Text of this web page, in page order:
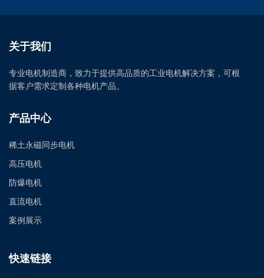
关于我们
专业电机制造商，致力于提供高品质的工业电机解决方案，可根
据客户需求定制各种电机产品。
产品中心
稀土永磁同步电机
高压电机
防爆电机
直流电机
案例展示
快速链接